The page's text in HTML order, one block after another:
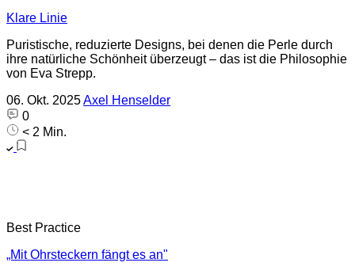
Klare Linie
Puristische, reduzierte Designs, bei denen die Perle durch
ihre natürliche Schönheit überzeugt – das ist die Philosophie
von Eva Strepp.
06. Okt. 2025Axel Henselder
0
< 2 Min.
Best Practice
„Mit Ohrsteckern fängt es an"